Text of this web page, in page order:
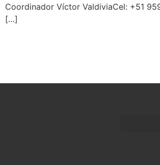
Coordinador Víctor ValdiviaCel: +51
[…]